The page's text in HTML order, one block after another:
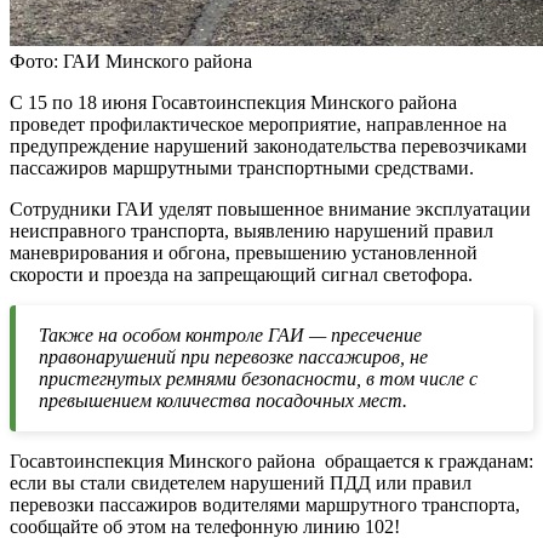
Фото: ГАИ Минского района
С 15 по 18 июня Госавтоинспекция Минского района
проведет профилактическое мероприятие, направленное на
предупреждение нарушений законодательства перевозчиками
пассажиров маршрутными транспортными средствами.
Сотрудники ГАИ уделят повышенное внимание эксплуатации
неисправного транспорта, выявлению нарушений правил
маневрирования и обгона, превышению установленной
скорости и проезда на запрещающий сигнал светофора.
Также на особом контроле ГАИ — пресечение
правонарушений при перевозке пассажиров, не
пристегнутых ремнями безопасности, в том числе с
превышением количества посадочных мест.
Госавтоинспекция Минского района обращается к гражданам:
если вы стали свидетелем нарушений ПДД или правил
перевозки пассажиров водителями маршрутного транспорта,
сообщайте об этом на телефонную линию 102!